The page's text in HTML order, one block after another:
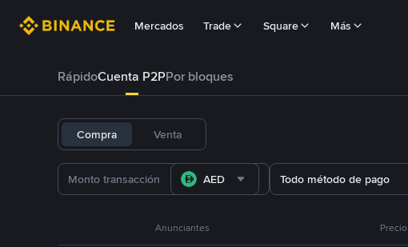
Mercados Trade Square Más
RápidoCuenta P2PPor bloques
Compra Venta
AED Todo método de pago
Anunciantes Precio